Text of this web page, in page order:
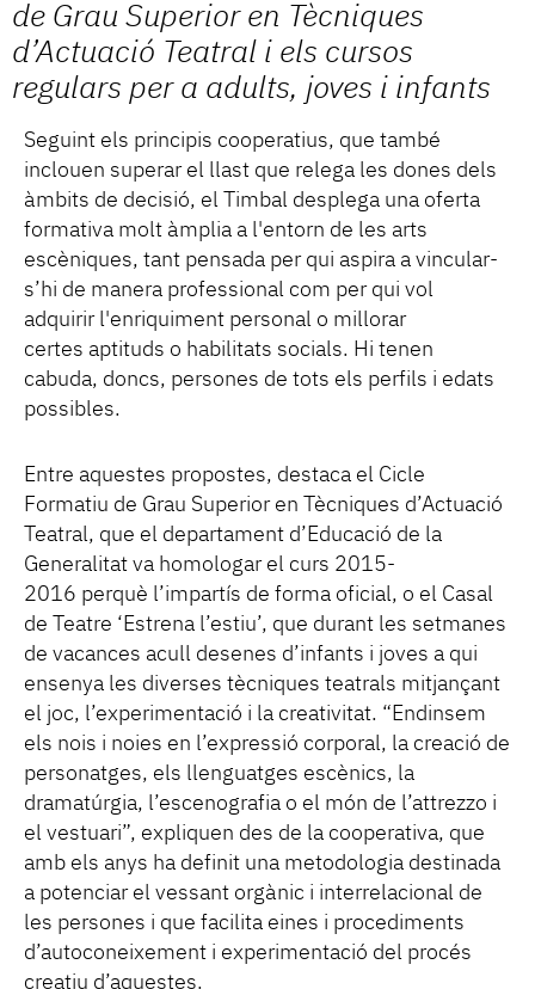
de Grau Superior en Tècniques
d’Actuació Teatral i els cursos
regulars per a adults, joves i infants
Seguint els principis cooperatius, que també
inclouen superar el llast que relega les dones dels
àmbits de decisió, el Timbal desplega una oferta
formativa molt àmplia a l'entorn de les arts
escèniques, tant pensada per qui aspira a vincular-
s’hi de manera professional com per qui vol
adquirir l'enriquiment personal o millorar
certes aptituds o habilitats socials. Hi tenen
cabuda, doncs, persones de tots els perfils i edats
possibles.
Entre aquestes propostes, destaca el Cicle
Formatiu de Grau Superior en Tècniques d’Actuació
Teatral, que el departament d’Educació de la
Generalitat va homologar el curs 2015-
2016 perquè l’impartís de forma oficial, o el Casal
de Teatre ‘Estrena l’estiu’, que durant les setmanes
de vacances acull desenes d’infants i joves a qui
ensenya les diverses tècniques teatrals mitjançant
el joc, l’experimentació i la creativitat. “Endinsem
els nois i noies en l’expressió corporal, la creació de
personatges, els llenguatges escènics, la
dramatúrgia, l’escenografia o el món de l’attrezzo i
el vestuari”, expliquen des de la cooperativa, que
amb els anys ha definit una metodologia destinada
a potenciar el vessant orgànic i interrelacional de
les persones i que facilita eines i procediments
d’autoconeixement i experimentació del procés
creatiu d’aquestes.